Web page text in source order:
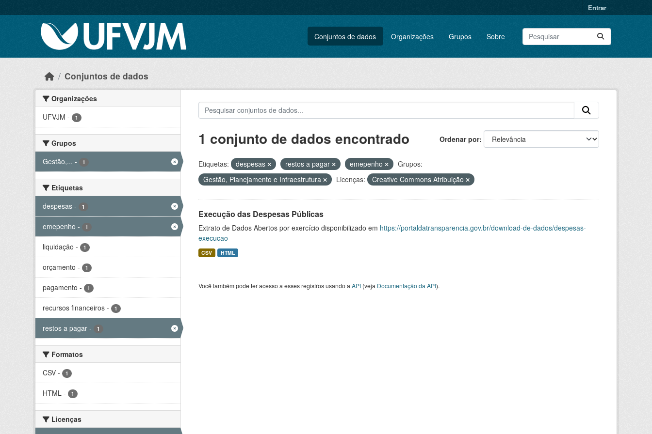
Entrar
Conjuntos de dados Organizações Grupos Sobre
Conjuntos de dados
Organizações
UFVJM - 1
Grupos
Gestão,... - 1
Etiquetas
despesas - 1
emepenho - 1
liquidação - 1
orçamento - 1
pagamento - 1
recursos financeiros - 1
restos a pagar - 1
Formatos
CSV - 1
HTML - 1
Licenças
Ordenar por
1 conjunto de dados encontrado
Etiquetas: despesas restos a pagar emepenho
Grupos:
Gestão, Planejamento e Infraestrutura
Licenças: Creative Commons Atribuição
Execução das Despesas Públicas
Extrato de Dados Abertos por exercício disponibilizado em https://portaldatransparencia.gov.br/download-de-dados/despesas-
execucao
CSV HTML
Você também pode ter acesso a esses registros usando a API(veja Documentação da API).